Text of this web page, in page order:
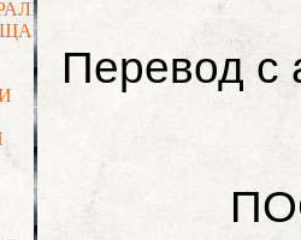
Перевод с